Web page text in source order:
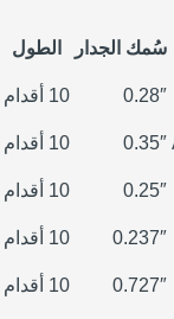
سُمك الجدار الطول
0.28″ 10 أقدام
0.35″ 10 أقدام
0.25″ 10 أقدام
0.237″ 10 أقدام
0.727″ 10 أقدام